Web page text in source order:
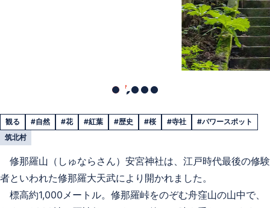
観る #自然 #花 #紅葉 #歴史 #桜 #寺社
#パワースポット
筑北村
修那羅山（しゅならさん）安宮神社は、江戸時代最後の修験
者といわれた修那羅大天武により開かれました。
標高約1,000メートル。修那羅峠をのぞむ舟窪山の山中で、